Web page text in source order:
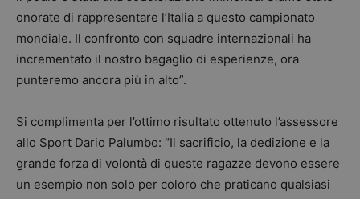
onorate di rappresentare l’Italia a questo campionato
mondiale. Il confronto con squadre internazionali ha
incrementato il nostro bagaglio di esperienze, ora
punteremo ancora più in alto”.
Si complimenta per l’ottimo risultato ottenuto l’assessore
allo Sport Dario Palumbo: “Il sacrificio, la dedizione e la
grande forza di volontà di queste ragazze devono essere
un esempio non solo per coloro che praticano qualsiasi